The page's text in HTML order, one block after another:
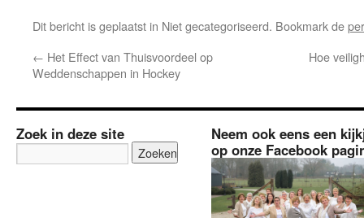
Dit bericht is geplaatst in Niet gecategoriseerd. Bookmark de
← Het Effect van Thuisvoordeel op
Weddenschappen in Hockey
Hoe
Zoek in deze site
Neem ook eens een
op onze Facebook